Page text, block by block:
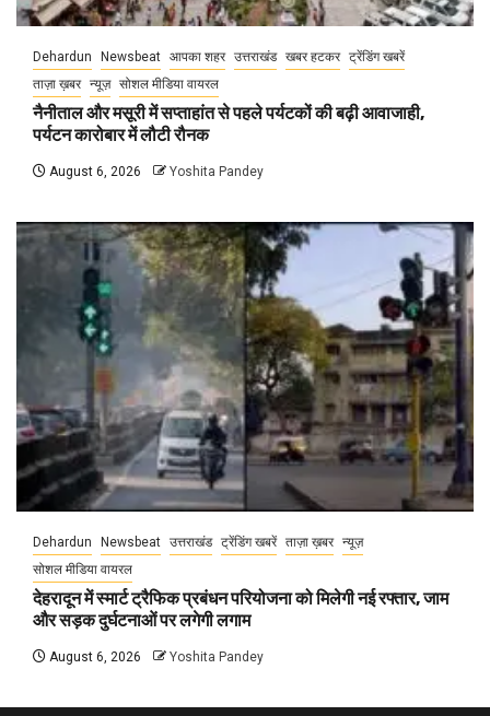
Dehardun Newsbeat आपका शहर उत्तराखंड खबर हटकर ट्रेंडिंग खबरें
ताज़ा ख़बर न्यूज़ सोशल मीडिया वायरल
नैनीताल और मसूरी में सप्ताहांत से पहले पर्यटकों की बढ़ी आवाजाही,
पर्यटन कारोबार में लौटी रौनक
August 6, 2026 Yoshita Pandey
Dehardun Newsbeat उत्तराखंड ट्रेंडिंग खबरें ताज़ा ख़बर न्यूज़
सोशल मीडिया वायरल
देहरादून में स्मार्ट ट्रैफिक प्रबंधन परियोजना को मिलेगी नई रफ्तार, जाम
और सड़क दुर्घटनाओं पर लगेगी लगाम
August 6, 2026 Yoshita Pandey